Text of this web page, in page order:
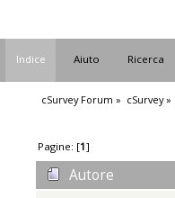
Indice Aiuto Ricerca
cSurvey Forum » cSurvey»
Pagine: [1]
Autore